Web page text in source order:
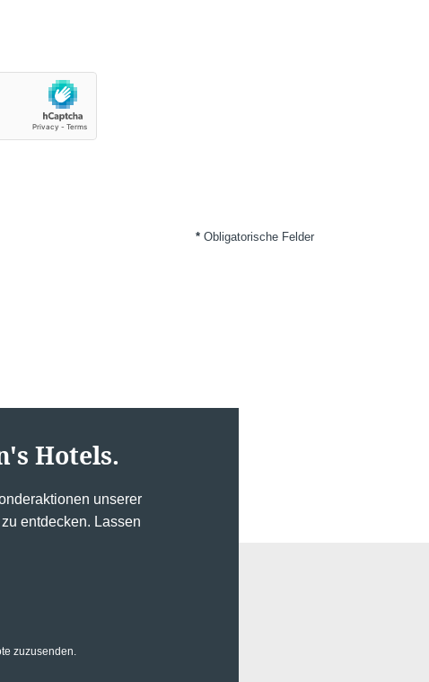
* Obligatorische Felder
Hotels.
unserer
entdecken. Lassen
zuzusenden.